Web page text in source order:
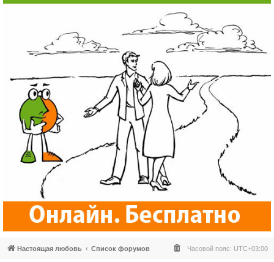
Настоящая любовь Список форумов Часовой пояс: UTC+03:00